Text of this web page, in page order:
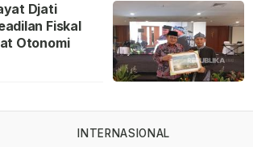
Djati
Fiskal
Otonomi
INTERNASIONAL